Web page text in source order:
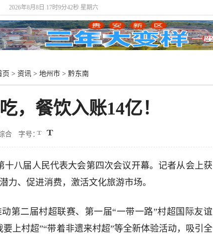
2026年8月8日 17时9分43秒 星期六
页 > 资讯 > 地州市 > 黔东南
，餐饮入账14亿！
合 字号：
十八届人民代表大会第四次会议开幕。记者从会上获
力、促进消费，激活文化旅游市场。
动第二届村超联赛、第一届“一带一路”村超国际友谊
上村超”“带着非遗来村超”等全新体验活动，吸引全